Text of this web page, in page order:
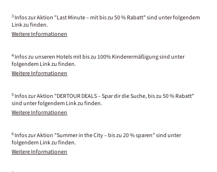
3 Infos zur Aktion "Last Minute – mit bis zu 50 % Rabatt" sind unter folgendem
Link zu finden.
Weitere Informationen
4 Infos zu unseren Hotels mit bis zu 100% Kinderermäßigung sind unter
folgendem Link zu finden.
Weitere Informationen
5 Infos zur Aktion "DERTOUR DEALS – Spar dir die Suche, bis zu 50 % Rabatt"
sind unter folgendem Link zu finden.
Weitere Informationen
6 Infos zur Aktion "Summer in the City – bis zu 20 % sparen" sind unter
folgendem Link zu finden.
Weitere Informationen